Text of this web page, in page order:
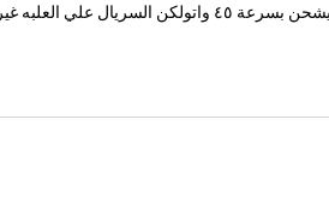
وايضا يشحن بسرعة ٤٥ واتولكن السريال